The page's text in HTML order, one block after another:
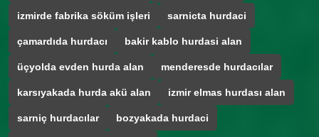
izmirde fabrika söküm işleri sarnicta hurdaci
çamardıda hurdacı bakir kablo hurdasi alan
üçyolda evden hurda alan menderesde hurdacılar
karsıyakada hurda akü alan izmir elmas hurdası alan
sarniç hurdacılar bozyakada hurdaci